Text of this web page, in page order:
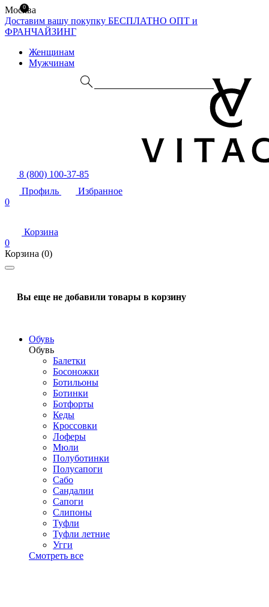
Москва
Доставим вашу покупку БЕСПЛАТНО ОПТ и
ФРАНЧАЙЗИНГ
Женщинам
Мужчинам
8 (800) 100-37-85
Профиль
Избранное
0
Корзина
0
Корзина (0)
Вы еще не добавили товары в корзину
Обувь
Обувь
Балетки
Босоножки
Ботильоны
Ботинки
Ботфорты
Кеды
Кроссовки
Лоферы
Мюли
Полуботинки
Полусапоги
Сабо
Сандалии
Сапоги
Слипоны
Туфли
Туфли летние
Угги
Смотреть все
0